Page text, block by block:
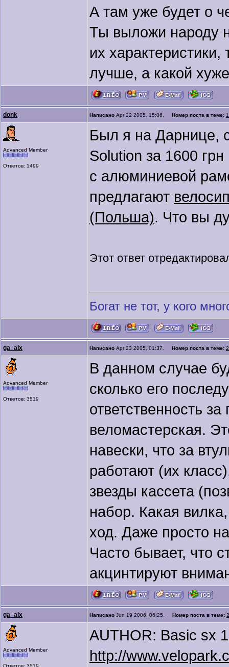
А там уже будет о
Ты выложи народу
их характеристики,
лучше, а какой
donk Написано Apr 22 2005, 15:06. Номер поста в теме:
Advanced Member
Ответов: 1499
Был я на Дарнице,
Solution за 1600
с алюминиевой
предлагают
(Польша). Что вы
Этот ответ
Богат не тот, у кого
ga_alx Написано Apr 23 2005, 01:37. Номер поста в теме:
Advanced Member
Ответов: 3519
В данном случае
сколько его
ответственность
веломастерская.
навески, что за
работают (их
звезды кассета
набор. Какая
ход. Даже просто
Часто бывает, что
акцинтируют
ga_alx Написано Jun 19 2006, 06:25. Номер поста в теме:
Advanced Member
Ответов: 3519
AUTHOR: Basic sx
http://